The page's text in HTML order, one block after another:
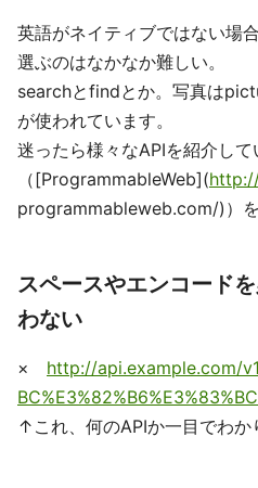
英語がネイティブではない場
選ぶのはなかなか難しい。
searchとfindとか。写真は
が使われています。
迷ったら様々なAPIを紹介して
（[ProgrammableWeb](
programmableweb.com/)）を
スペースやエンコード
わない
× http://api.example.com/
↑これ、何のAPIか一目でわか